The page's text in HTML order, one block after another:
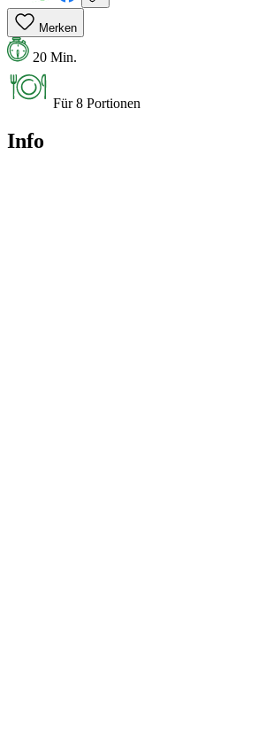
Merken
20 Min.
Für 8 Portionen
Info